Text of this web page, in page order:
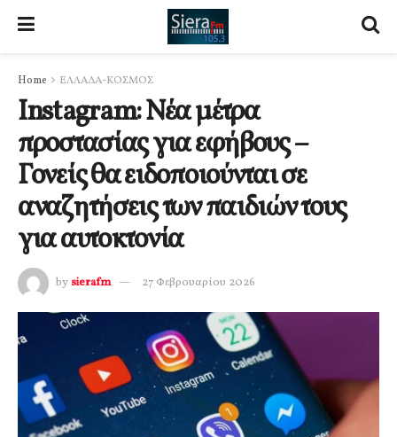
Home ΕΛΛΑΔΑ-ΚΟΣΜΟΣ
Instagram: Νέα μέτρα
προστασίας για εφήβους –
Γονείς θα ειδοποιούνται σε
αναζητήσεις των παιδιών τους
για αυτοκτονία
by sierafm 27 Φεβρουαρίου 2026